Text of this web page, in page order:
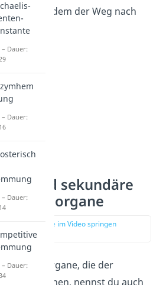
außerdem der Weg nach
und sekundäre
zur Stelle im Video springen
(03:35)
die der
dienen, nennst du auch
Dauer:
Dauer:
Dauer:
Dauer: